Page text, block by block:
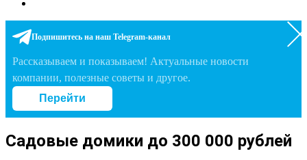
Подпишитесь на наш Telegram-канал
Рассказываем и показываем! Актуальные новости
компании, полезные советы и другое.
Перейти
Садовые домики до 300 000 рублей